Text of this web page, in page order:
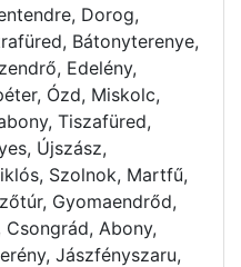
Dorog,
Bátonyterenye,
Edelény,
Ózd, Miskolc,
Tiszafüred,
Újszász,
Szolnok, Martfű,
Gyomaendrőd,
Csongrád, Abony,
Jászfényszaru,